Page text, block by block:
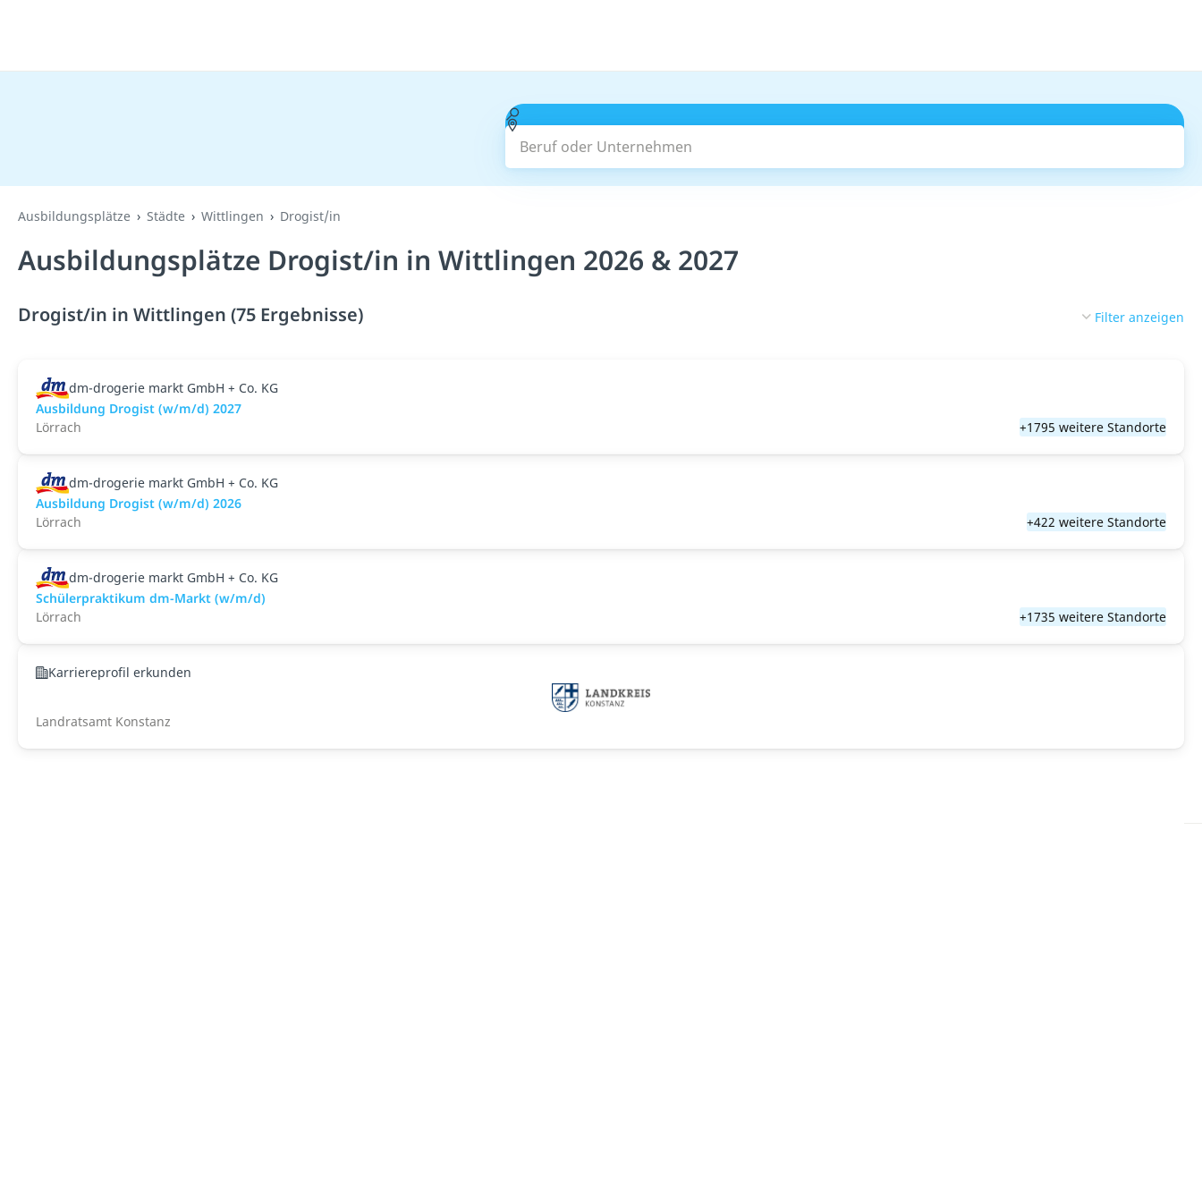
Beruf oder Unternehmen
Ausbildungsplätze Städte Wittlingen Drogist/in
Ausbildungsplätze Drogist/in in Wittlingen 2026 & 2027
Drogist/in in Wittlingen (75 Ergebnisse) Filter anzeigen
dm-drogerie markt GmbH + Co. KG
Ausbildung Drogist (w/m/d) 2027
Lörrach
+1795 weitere Standorte
dm-drogerie markt GmbH + Co. KG
Ausbildung Drogist (w/m/d) 2026
Lörrach
+422 weitere Standorte
dm-drogerie markt GmbH + Co. KG
Schülerpraktikum dm-Markt (w/m/d)
Lörrach
+1735 weitere Standorte
Karriereprofil erkunden
Landratsamt Konstanz